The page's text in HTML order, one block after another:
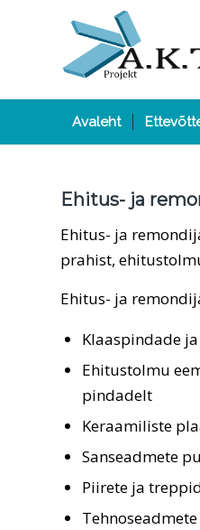
Avaleht
Ehitus- ja
Ehitus- ja
prahist,
Ehitus- ja
Klaaspindade
Ehitustolmu
pindadelt
Keraamiliste
Sanseadmete
Piirete ja